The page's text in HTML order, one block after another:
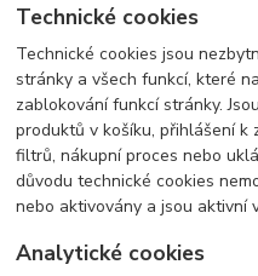
Technické cookies
Technické cookies jsou
stránky a všech funkcí, které
zablokování funkcí stránky.
produktů v košíku, přihlášení k
filtrů, nákupní proces nebo
důvodu technické cookies
nebo aktivovány a jsou aktivní
Analytické cookies